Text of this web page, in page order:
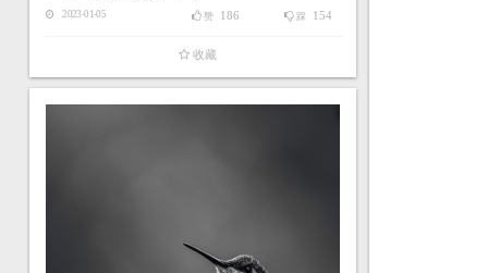
2023-01-05 踩 154
赞 186
收藏